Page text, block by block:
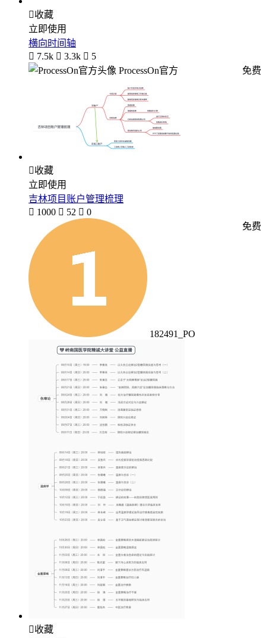
收藏
立即使用
横向时间轴
 7.5k  3.3k  5
ProcessOn官方
免费
收藏
立即使用
吉林项目账户管理梳理
 1000  52  0
182491_PO
免费
收藏